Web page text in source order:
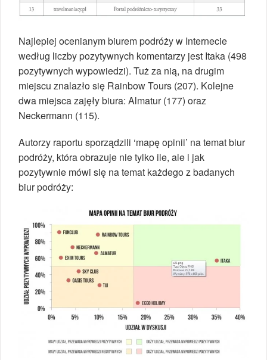
Najlepiej ocenianym biurem podróży w Internecie
według liczby pozytywnych komentarzy jest Itaka (498
pozytywnych wypowiedzi). Tuż za nią, na drugim
miejscu znalazło się Rainbow Tours (207). Kolejne
dwa miejsca zajęły biura: Almatur (177) oraz
Neckermann (115).
Autorzy raportu sporządzili ‘mapę opinii’ na temat biur
podróży, która obrazuje nie tylko ile, ale i jak
pozytywnie mówi się na temat każdego z badanych
biur podróży: